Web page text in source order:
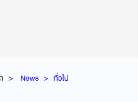
News ทั่วไป